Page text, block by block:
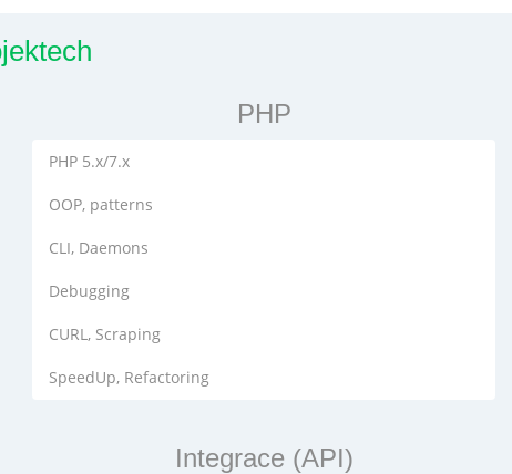
PHP
PHP 5.x/7.x
OOP, patterns
CLI, Daemons
Debugging
CURL, Scraping
SpeedUp, Refactoring
Integrace (API)